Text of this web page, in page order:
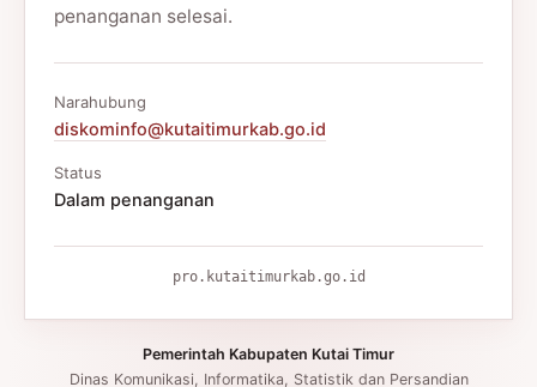
penanganan selesai.
Narahubung
diskominfo@kutaitimurkab.go.id
Status
Dalam penanganan
pro.kutaitimurkab.go.id
Pemerintah Kabupaten Kutai Timur
Dinas Komunikasi, Informatika, Statistik dan Persandian